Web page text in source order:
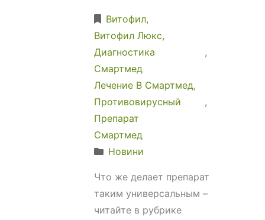
Витофил
Витофил Люкс
Диагностика
Смартмед
Лечение В Смартмед
Противовирусный
Препарат
Смартмед
Новини
Что же делает препарат
таким универсальным –
читайте в рубрике